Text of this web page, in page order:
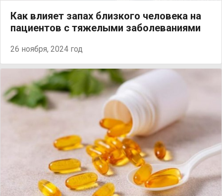
Как влияет запах близкого человека на
пациентов с тяжелыми заболеваниями
26 ноября, 2024 год